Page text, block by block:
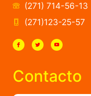
(271) 714-56-13
(271)123-25-57
Contacto